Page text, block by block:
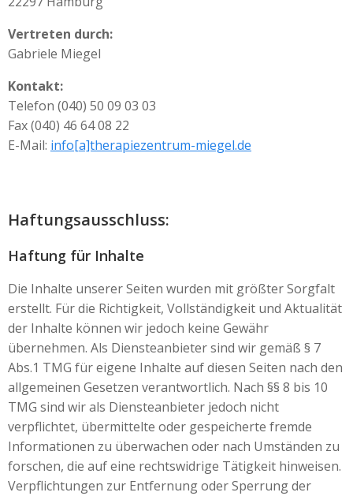
Vertreten durch:
Gabriele Miegel
Kontakt:
Telefon (040) 50 09 03 03
Fax (040) 46 64 08 22
E-Mail: info[a]therapiezentrum-miegel.de
Haftungsausschluss:
Haftung für Inhalte
Die Inhalte unserer Seiten wurden mit größter Sorgfalt
erstellt. Für die Richtigkeit, Vollständigkeit und Aktualität
der Inhalte können wir jedoch keine Gewähr
übernehmen. Als Diensteanbieter sind wir gemäß § 7
Abs.1 TMG für eigene Inhalte auf diesen Seiten nach den
allgemeinen Gesetzen verantwortlich. Nach §§ 8 bis 10
TMG sind wir als Diensteanbieter jedoch nicht
verpflichtet, übermittelte oder gespeicherte fremde
Informationen zu überwachen oder nach Umständen zu
forschen, die auf eine rechtswidrige Tätigkeit hinweisen.
Verpflichtungen zur Entfernung oder Sperrung der